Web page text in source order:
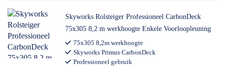
Skyworks Rolsteiger Professioneel CarbonDeck
75x305 8,2 m werkhoogte Enkele Voorloopleuning
75x305 8,2m werkhoogte
Skyworks Primus CarbonDeck
Professioneel gebruik